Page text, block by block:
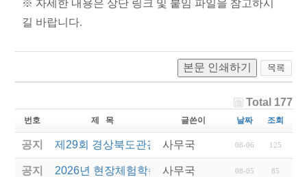
※ 자세한 내용은 상단 링크 및 붙임 파일을 참고하시
길 바랍니다.
본문 인쇄하기
Total 177
번호 제 목 글쓴이 날짜 조회
공지 제29회 경상북도관광기념품공모전 결과발표
사무국 08-06 125
공지 2026년 현장체험학습 안전과정(신규.재강습) 교육
사무국 08-05 85